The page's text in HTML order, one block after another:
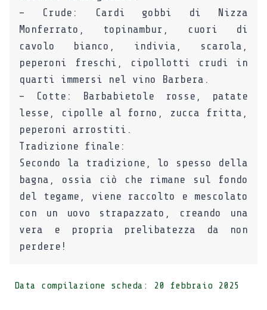
– Crude: Cardi gobbi di Nizza
Monferrato, topinambur, cuori di
cavolo bianco, indivia, scarola,
peperoni freschi, cipollotti crudi in
quarti immersi nel vino Barbera.
– Cotte: Barbabietole rosse, patate
lesse, cipolle al forno, zucca fritta,
peperoni arrostiti.
Tradizione finale:
Secondo la tradizione, lo spesso della
bagna, ossia ciò che rimane sul fondo
del tegame, viene raccolto e mescolato
con un uovo strapazzato, creando una
vera e propria prelibatezza da non
perdere!
Data compilazione scheda: 20 febbraio 2025